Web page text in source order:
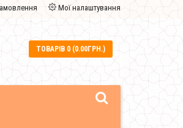
Мої налаштування
ТОВАРІВ 0 (0.00ГРН.)